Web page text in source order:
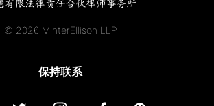
© 2026 MinterEllison LLP
保持联系